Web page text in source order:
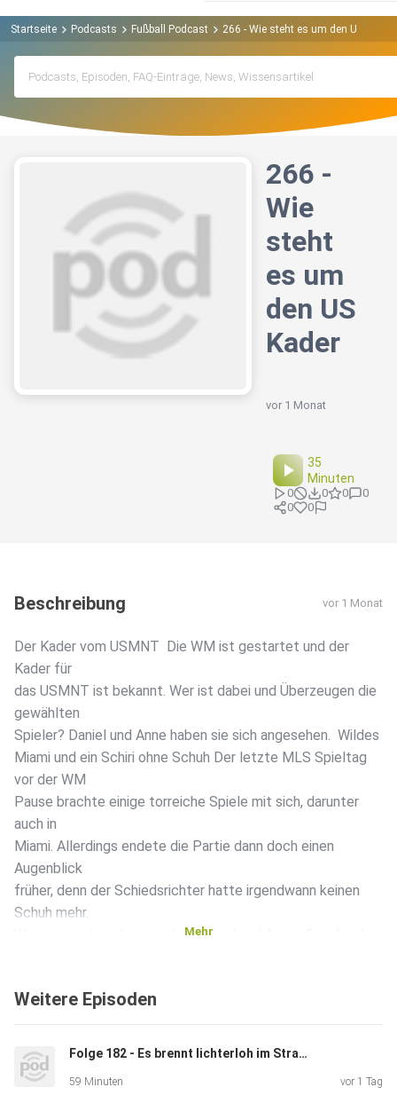
Startseite Podcasts Fußball Podcast 266 - Wie steht es um den US Kader
266 -
Wie
steht
es um
den US
Kader
vor 1 Monat
35
Minuten
0 0 0
0
0
0
Beschreibung vor 1 Monat
Der Kader vom USMNT Die WM ist gestartet und der
Kader für
das USMNT ist bekannt. Wer ist dabei und Überzeugen die
gewählten
Spieler? Daniel und Anne haben sie sich angesehen. Wildes
Miami und ein Schiri ohne Schuh Der letzte MLS Spieltag
vor der WM
Pause brachte einige torreiche Spiele mit sich, darunter
auch in
Miami. Allerdings endete die Partie dann doch einen
Augenblick
früher, denn der Schiedsrichter hatte irgendwann keinen
Schuh mehr.
Was passiert ist, besprechen Daniel und Anne. Feedback
machen, freuen wir uns natürlich sehr über Rückmeldungen,
Mehr
Weitere Episoden
Folge 182 - Es brennt lichterloh im Strafraum
59 Minuten vor 1 Tag